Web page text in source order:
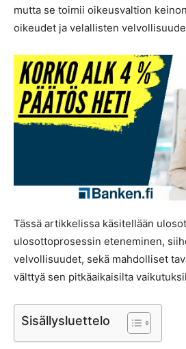
mutta se toimii oikeusvaltion
oikeudet ja velallisten
Tässä artikkelissa käsitellään
ulosottoprosessin eteneminen,
velvollisuudet, sekä mahdolliset
välttyä sen pitkäaikaisilta
Sisällysluettelo